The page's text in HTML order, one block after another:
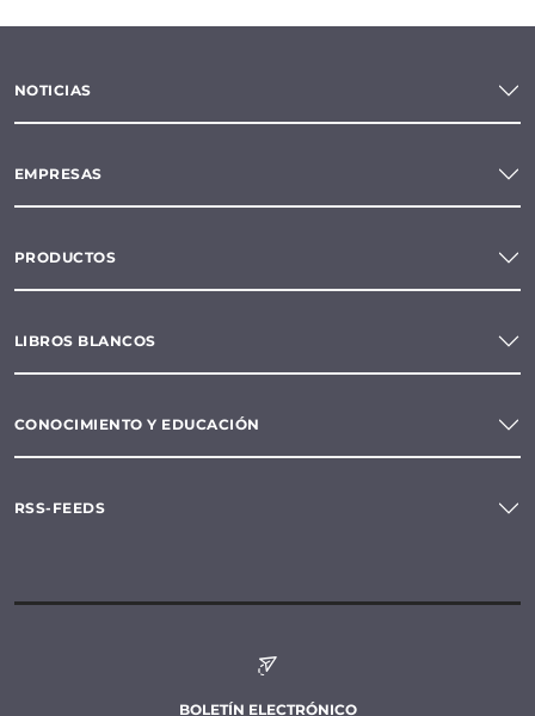
NOTICIAS
EMPRESAS
PRODUCTOS
LIBROS BLANCOS
CONOCIMIENTO Y EDUCACIÓN
RSS-FEEDS
BOLETÍN ELECTRÓNICO